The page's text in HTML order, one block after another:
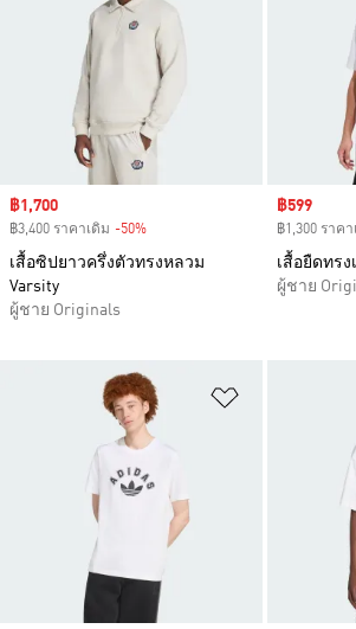
Sale price
฿1,700
฿3,400 ราคาเดิม -50%
เสื้อซิปยาวครึ่งตัวทรงหลวม
Varsity
ผู้ชาย Originals
Sale price
฿599
฿1,300 ราคา
เสื้อยืดทรง
ผู้ชาย
เพิ่มไปยังรา